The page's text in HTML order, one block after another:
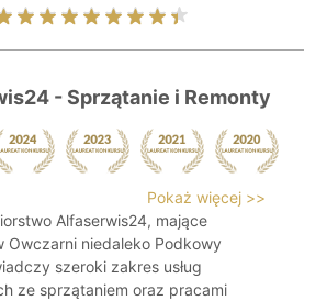
- Sprzątanie i Remonty
Pokaż więcej >>
Alfaserwis24, mające
Owczarni niedaleko Podkowy
szeroki zakres usług
ze sprzątaniem oraz pracami